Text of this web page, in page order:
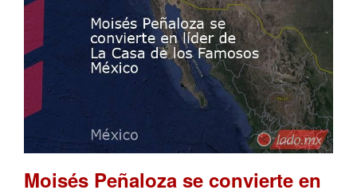
Moisés Peñaloza se convierte en